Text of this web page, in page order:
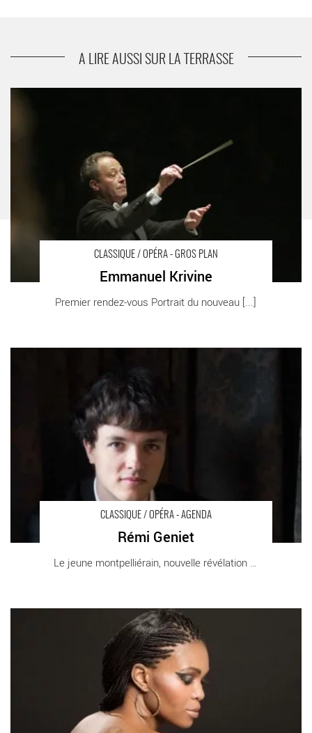
Il matrimonio segreto
A LIRE AUSSI SUR LA TERRASSE
CLASSIQUE / OPÉRA - GROS PLAN
Emmanuel Krivine
Premier rendez-vous Portrait du nouveau [...]
CLASSIQUE / OPÉRA - AGENDA
Rémi Geniet
Festival Présences - Critique sortie Classique / Opéra Paris